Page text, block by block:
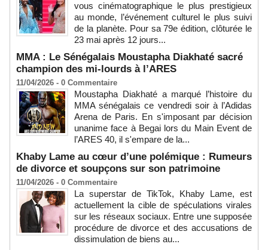
vous cinématographique le plus prestigieux
au monde, l’événement culturel le plus suivi
de la planète. Pour sa 79e édition, clôturée le
23 mai après 12 jours...
MMA : Le Sénégalais Moustapha Diakhaté sacré
champion des mi-lourds à l’ARES
11/04/2026 - 0 Commentaire
Moustapha Diakhaté a marqué l’histoire du
MMA sénégalais ce vendredi soir à l’Adidas
Arena de Paris. En s'imposant par décision
unanime face à Begai lors du Main Event de
l’ARES 40, il s'empare de la...
Khaby Lame au cœur d’une polémique : Rumeurs
de divorce et soupçons sur son patrimoine
11/04/2026 - 0 Commentaire
La superstar de TikTok, Khaby Lame, est
actuellement la cible de spéculations virales
sur les réseaux sociaux. Entre une supposée
procédure de divorce et des accusations de
dissimulation de biens au...